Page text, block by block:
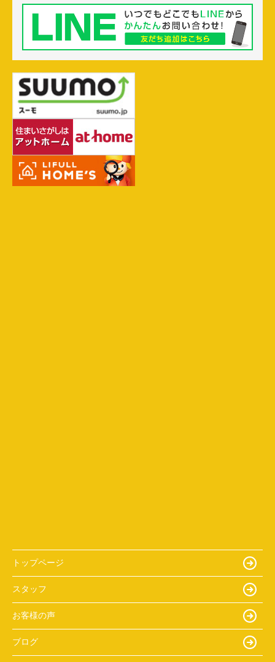
トップページ
スタッフ
お客様の声
ブログ